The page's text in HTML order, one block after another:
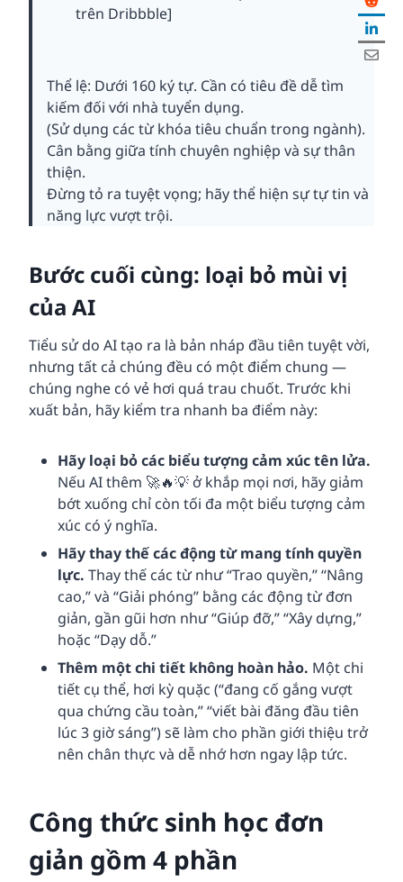
trên Dribbble]
Thể lệ: Dưới 160 ký tự. Cần có tiêu đề dễ tìm
kiếm đối với nhà tuyển dụng.
(Sử dụng các từ khóa tiêu chuẩn trong ngành).
Cân bằng giữa tính chuyên nghiệp và sự thân
thiện.
Đừng tỏ ra tuyệt vọng; hãy thể hiện sự tự tin và
năng lực vượt trội.
Bước cuối cùng: loại bỏ mùi vị
của AI
Tiểu sử do AI tạo ra là bản nháp đầu tiên tuyệt vời,
nhưng tất cả chúng đều có một điểm chung —
chúng nghe có vẻ hơi quá trau chuốt. Trước khi
xuất bản, hãy kiểm tra nhanh ba điểm này:
Hãy loại bỏ các biểu tượng cảm xúc tên lửa.
Nếu AI thêm 🚀🔥💡 ở khắp mọi nơi, hãy giảm
bớt xuống chỉ còn tối đa một biểu tượng cảm
xúc có ý nghĩa.
Hãy thay thế các động từ mang tính quyền
lực. Thay thế các từ như “Trao quyền,” “Nâng
cao,” và “Giải phóng” bằng các động từ đơn
giản, gần gũi hơn như “Giúp đỡ,” “Xây dựng,”
hoặc “Dạy dỗ.”
Thêm mộtchi tiết không hoàn hảo. Một chi
tiết cụ thể, hơi kỳ quặc (“đang cố gắng vượt
qua chứng cầu toàn,” “viết bài đăng đầu tiên
lúc 3 giờ sáng”) sẽ làm cho phần giới thiệu trở
nên chân thực và dễ nhớ hơn ngay lập tức.
Công thức sinh học đơn
giản gồm 4 phần